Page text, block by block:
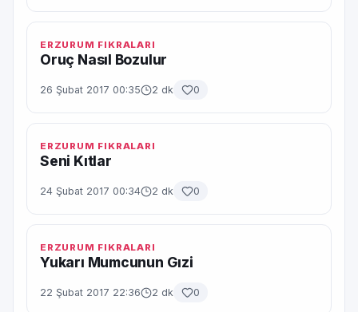
ERZURUM FIKRALARI
Oruç Nasıl Bozulur
26 Şubat 2017 00:35 2 dk 0
ERZURUM FIKRALARI
Seni Kıtlar
24 Şubat 2017 00:34 2 dk 0
ERZURUM FIKRALARI
Yukarı Mumcunun Gızi
22 Şubat 2017 22:36 2 dk 0